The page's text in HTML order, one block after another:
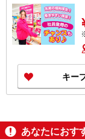
ィ
+
キー
あなたにおす